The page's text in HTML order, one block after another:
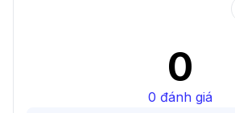
0
0 đánh giá